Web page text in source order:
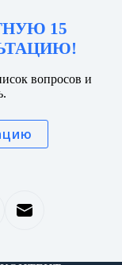
15
вопросов и